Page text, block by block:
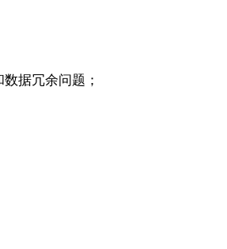
据冗余问题；